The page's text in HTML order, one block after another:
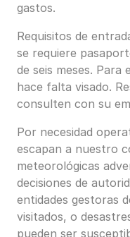
gastos.
Requisitos de
se requiere
de seis meses. Para
hace falta visado.
consulten con su
Por necesidad
escapan a nuestro
meteorológicas
decisiones de
entidades gestoras
visitados, o
pueden ser